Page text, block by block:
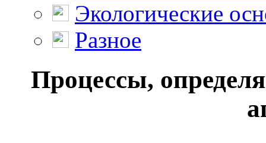
Экологические
Разное
Процессы,